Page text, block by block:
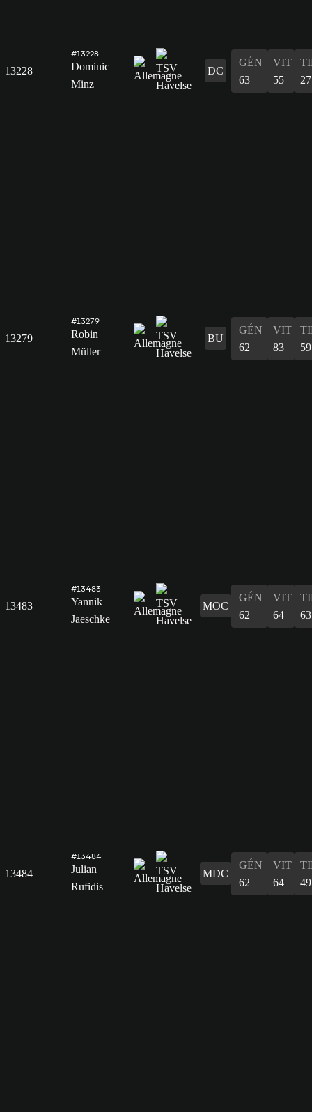
13228
#13228
Dominic
Minz
DC
GÉN
63
VIT
55
27
13279
#13279
Robin
Müller
BU
GÉN
62
VIT
83
59
13483
#13483
Yannik
Jaeschke
MOC
GÉN
62
VIT
64
63
13484
#13484
Julian
Rufidis
MDC
GÉN
62
VIT
64
49